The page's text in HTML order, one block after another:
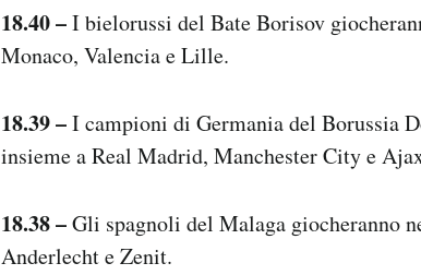
18.40 –I bielorussi del Bate Borisov
Monaco, Valencia e Lille.
18.39 –I campioni di Germania del Borussia
insieme a Real Madrid, Manchester City e
18.38 –Gli spagnoli del Malaga giocheranno
Anderlecht e Zenit.